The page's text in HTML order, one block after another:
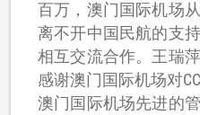
百万，澳门国际机场
离不开中国民航的支
相互交流合作。王瑞
感谢澳门国际机场对
澳门国际机场先进的